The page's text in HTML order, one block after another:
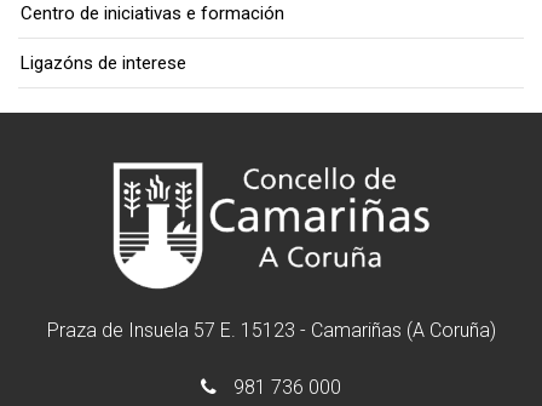
Centro de iniciativas e formación
Ligazóns de interese
Praza de Insuela 57 E. 15123 - Camariñas (A Coruña)
981 736 000